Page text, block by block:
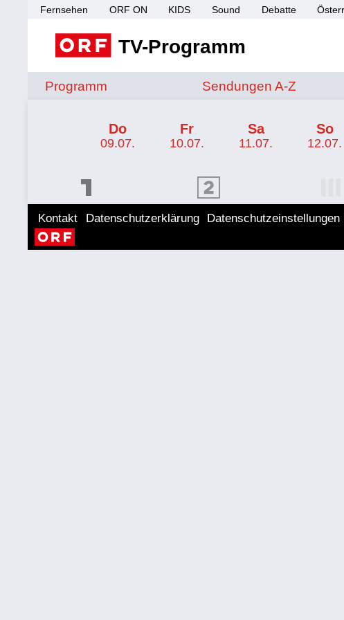
Fernsehen ORF ON KIDS Sound Debatte
TV-Programm
Programm Sendungen von A bis Z
Sendungen A-Z
Do
09.07.
Fr
10.07.
Sa
11.07.
So
12.07.
ORF 2 Programm
Kontakt Datenschutzerklärung Datenschutzeinstellungen